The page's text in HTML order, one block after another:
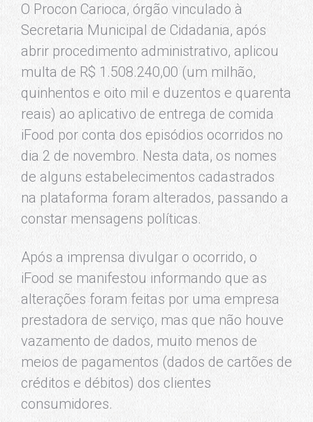
O Procon Carioca, órgão vinculado à
Secretaria Municipal de Cidadania, após
abrir procedimento administrativo, aplicou
multa de R$ 1.508.240,00 (um milhão,
quinhentos e oito mil e duzentos e quarenta
reais) ao aplicativo de entrega de comida
iFood por conta dos episódios ocorridos no
dia 2 de novembro. Nesta data, os nomes
de alguns estabelecimentos cadastrados
na plataforma foram alterados, passando a
constar mensagens políticas.
Após a imprensa divulgar o ocorrido, o
iFood se manifestou informando que as
alterações foram feitas por uma empresa
prestadora de serviço, mas que não houve
vazamento de dados, muito menos de
meios de pagamentos (dados de cartões de
créditos e débitos) dos clientes
consumidores.